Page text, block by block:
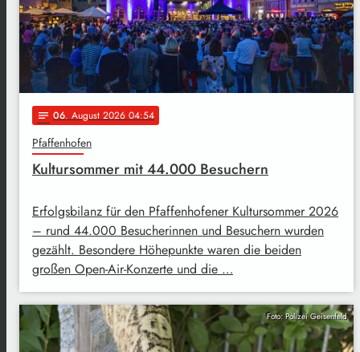
notes 06. August 2026 04:54
Pfaffenhofen
Kultursommer mit 44.000 Besuchern
Erfolgsbilanz für den Pfaffenhofener Kultursommer 2026
– rund 44.000 Besucherinnen und Besuchern wurden
gezählt. Besondere Höhepunkte waren die beiden
großen Open-Air-Konzerte und die …
Foto: Polizei Geisenfeld